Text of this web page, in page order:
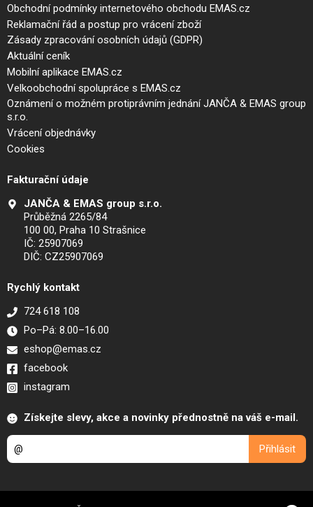
Obchodní podmínky internetového obchodu EMAS.cz
Reklamační řád a postup pro vrácení zboží
Zásady zpracování osobních údajů (GDPR)
Aktuální ceník
Mobilní aplikace EMAS.cz
Velkoobchodní spolupráce s EMAS.cz
Oznámení o možném protiprávním jednání JANČA & EMAS group
s.r.o.
Vrácení objednávky
Cookies
Fakturační údaje
JANČA & EMAS group s.r.o.
Průběžná 2265/84
100 00, Praha 10 Strašnice
IČ: 25907069
DIČ: CZ25907069
Rychlý kontakt
724 618 108
Po–Pá: 8.00–16.00
eshop@emas.cz
facebook
instagram
Získejte slevy, akce a novinky přednostně na váš e-mail.